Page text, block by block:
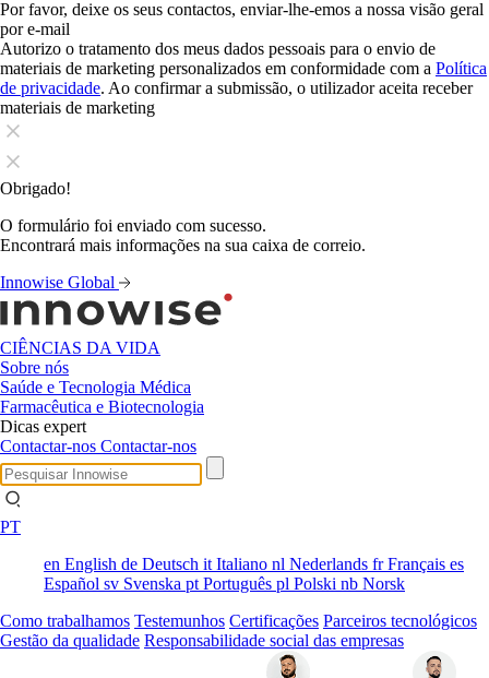
Por favor, deixe os seus contactos, enviar-lhe-emos a nossa visão geral
por e-mail
Autorizo o tratamento dos meus dados pessoais para o envio de
materiais de marketing personalizados em conformidade com a Política
de privacidade. Ao confirmar a submissão, o utilizador aceita receber
materiais de marketing
Obrigado!
O formulário foi enviado com sucesso.
Encontrará mais informações na sua caixa de correio.
Innowise Global
CIÊNCIAS DA VIDA
Sobre nós
Saúde e Tecnologia Médica
Farmacêutica e Biotecnologia
Dicas expert
Contactar-nos Contactar-nos
PT
en English de Deutsch it Italiano nl Nederlands frFrançais es
Español sv Svenska pt Português pl Polski nb Norsk
Como trabalhamos Testemunhos Certificações Parceiros tecnológicos
Gestão da qualidade Responsabilidade social das empresas